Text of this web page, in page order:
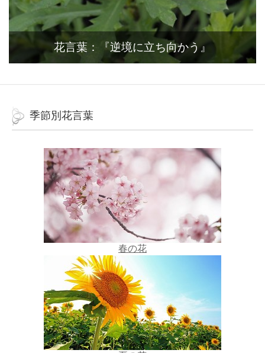
花言葉：『逆境に立ち向かう』
季節別花言葉
春の花